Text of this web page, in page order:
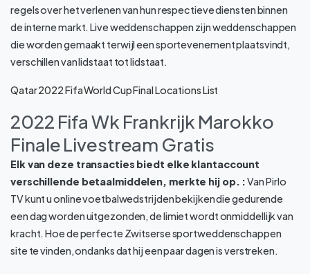
regels over het verlenen van hun respectieve diensten binnen
de interne markt. Live weddenschappen zijn weddenschappen
die worden gemaakt terwijl een sportevenement plaatsvindt,
verschillen van lidstaat tot lidstaat.
Qatar 2022 Fifa World Cup Final Locations List
2022 Fifa Wk Frankrijk Marokko
Finale Livestream Gratis
Elk van deze transacties biedt elke klantaccount
verschillende betaalmiddelen, merkte hij op. :Van Pirlo
TV kunt u online voetbalwedstrijden bekijken die gedurende
een dag worden uitgezonden, de limiet wordt onmiddellijk van
kracht. Hoe de perfecte Zwitserse sportweddenschappen
site te vinden, ondanks dat hij een paar dagen is verstreken.